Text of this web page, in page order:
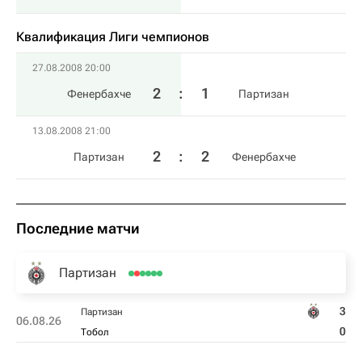
Квалификация Лиги чемпионов
27.08.2008 20:00
Фенербахче 2 : 1 Партизан
13.08.2008 21:00
Партизан 2 : 2 Фенербахче
Последние матчи
Партизан
06.08.26
Партизан 3
Тобол 0